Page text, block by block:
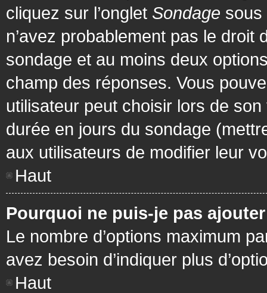
cliquez sur l’onglet Sondage sous
n’avez probablement pas le
sondage et au moins deux
champ des réponses. Vous
utilisateur peut choisir lors de
durée en jours du sondage
aux utilisateurs de modifier leur
Haut
Pourquoi ne puis-je pas
Le nombre d’options maximum
avez besoin d’indiquer plus
Haut